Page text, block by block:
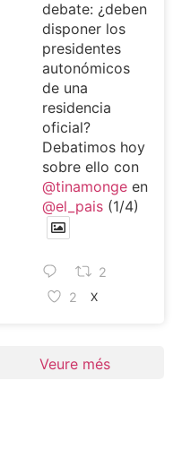
debate: ¿deben
disponer los
presidentes
autonómicos
de una
residencia
oficial?
Debatimos hoy
sobre ello con
@tinamongeen
@el_pais(1/4)
2
2
X
Veure més